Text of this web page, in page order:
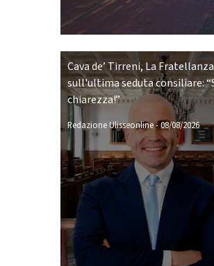
Cava de’ Tirreni, La Fratellanza
sull'ultima seduta consiliare:
chiarezza!”
Redazione Ulisseonline-08/08/2026